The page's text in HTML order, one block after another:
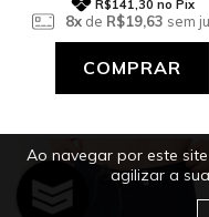
Ao navegar por este site
agilizar a
R$141,30 no Pix
8xde R$19,63 sem
COMPRAR